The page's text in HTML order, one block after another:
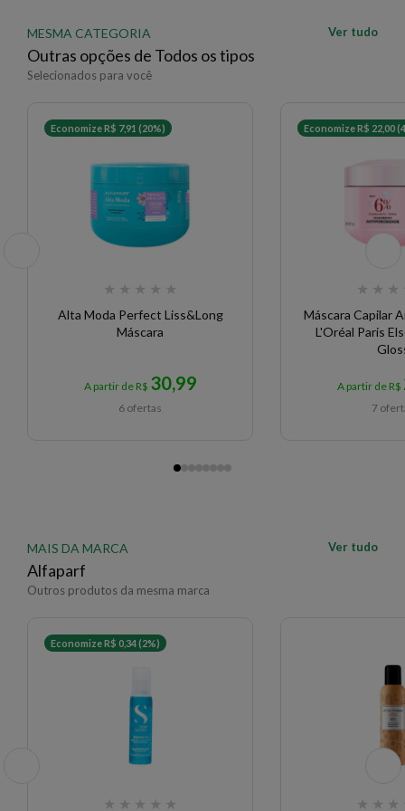
MESMA CATEGORIA
Outras opções de Todos os tipos
Selecionados para você
Ver tudo
Economize R$ 7,91 (20%)
★ ★ ★ ★ ★
Alta Moda Perfect Liss&Long
Máscara
A partir de R$ 30,99
6 ofertas
Economize R$ 22,00
★ ★ ★
Máscara Capilar
L'Oréal Paris
A partir de R$
7
MAIS DA MARCA
Alfaparf
Outros produtos da mesma marca
Ver tudo
Economize R$ 0,34 (2%)
★ ★ ★ ★ ★ ★ ★ ★